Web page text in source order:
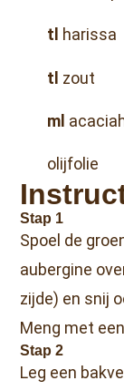
tl harissa
tl zout
ml
olijfolie
Stap 1
Spoel de
aubergine
zijde) en snij
Meng met
Stap 2
Leg een